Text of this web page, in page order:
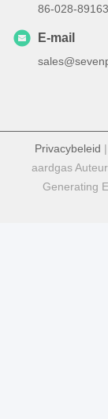
86-028-
E-mail
Privacybeleid |
aardgas
Generating